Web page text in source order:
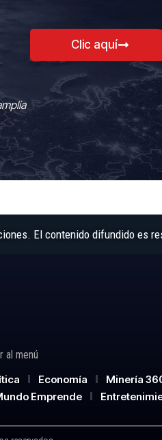
Clic aquí
El contenido difundido es
al menú
Economía Minería
Emprende